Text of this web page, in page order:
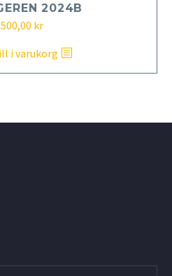
2024B
krDet
priset
är:
i varukorg